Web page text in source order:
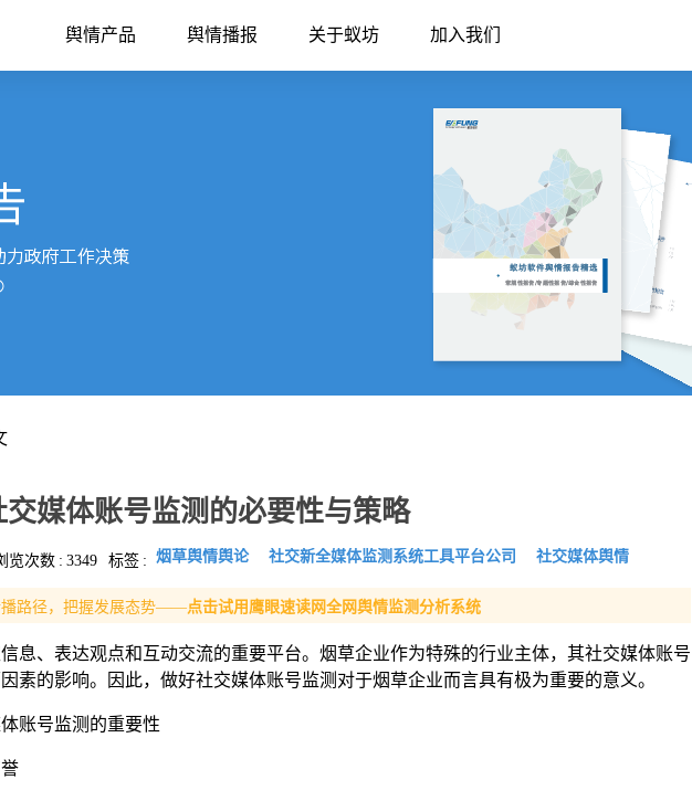
舆情产品 舆情播报 关于蚁坊 加入我们
媒体账号监测的必要性与策略
览次数 : 3349 标签 : 社交媒体舆情
社交新全媒体监测系统工具平台公司
烟草舆情舆论
播路径，把握发展态势——点击试用鹰眼速读网全网舆情监测分析系统
息、表达观点和互动交流的重要平台。烟草企业作为特殊的行业主体，其社交媒体账号
素的影响。因此，做好社交媒体账号监测对于烟草企业而言具有极为重要的意义。
账号监测的重要性